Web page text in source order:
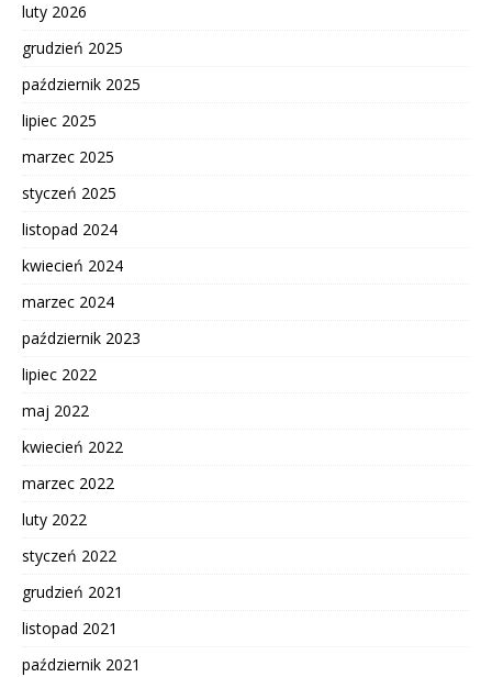
luty 2026
grudzień 2025
październik 2025
lipiec 2025
marzec 2025
styczeń 2025
listopad 2024
kwiecień 2024
marzec 2024
październik 2023
lipiec 2022
maj 2022
kwiecień 2022
marzec 2022
luty 2022
styczeń 2022
grudzień 2021
listopad 2021
październik 2021